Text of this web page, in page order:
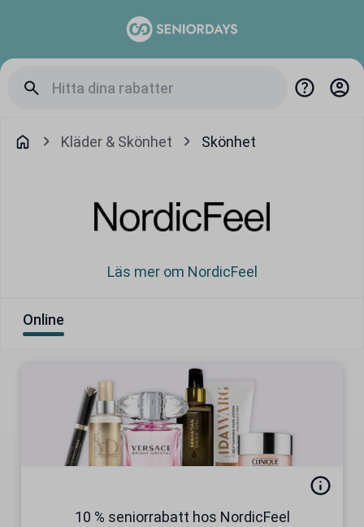
Kläder & Skönhet Skönhet
Läs mer om NordicFeel
Online
10 % seniorrabatt hos NordicFeel